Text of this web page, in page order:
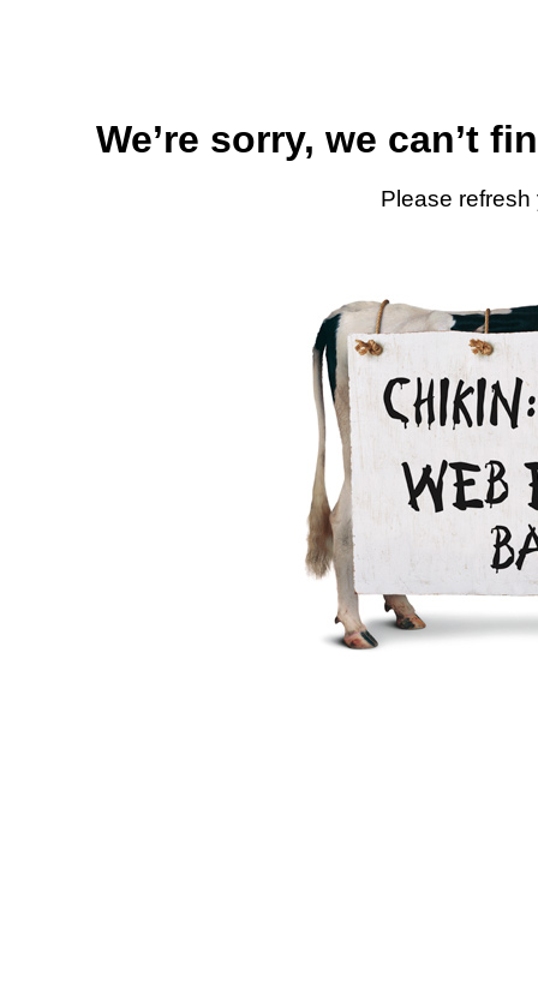
We’re sorry, we can’t
Please refresh